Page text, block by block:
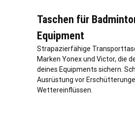
Taschen für
Equipment
Strapazierfähige
Marken Yonex und Victor, die
deines Equipments sichern.
Ausrüstung vor
Wettereinflüssen.